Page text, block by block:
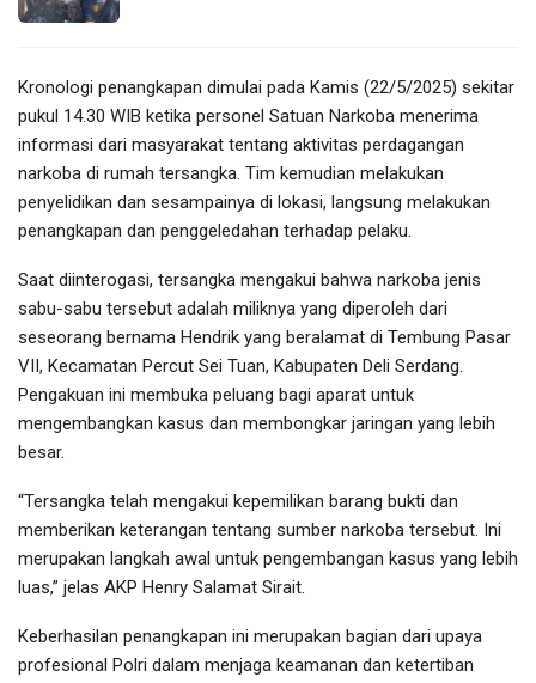
Kronologi penangkapan dimulai pada Kamis (22/5/2025) sekitar
pukul 14.30 WIB ketika personel Satuan Narkoba menerima
informasi dari masyarakat tentang aktivitas perdagangan
narkoba di rumah tersangka. Tim kemudian melakukan
penyelidikan dan sesampainya di lokasi, langsung melakukan
penangkapan dan penggeledahan terhadap pelaku.
Saat diinterogasi, tersangka mengakui bahwa narkoba jenis
sabu-sabu tersebut adalah miliknya yang diperoleh dari
seseorang bernama Hendrik yang beralamat di Tembung Pasar
VII, Kecamatan Percut Sei Tuan, Kabupaten Deli Serdang.
Pengakuan ini membuka peluang bagi aparat untuk
mengembangkan kasus dan membongkar jaringan yang lebih
besar.
“Tersangka telah mengakui kepemilikan barang bukti dan
memberikan keterangan tentang sumber narkoba tersebut. Ini
merupakan langkah awal untuk pengembangan kasus yang lebih
luas,” jelas AKP Henry Salamat Sirait.
Keberhasilan penangkapan ini merupakan bagian dari upaya
profesional Polri dalam menjaga keamanan dan ketertiban